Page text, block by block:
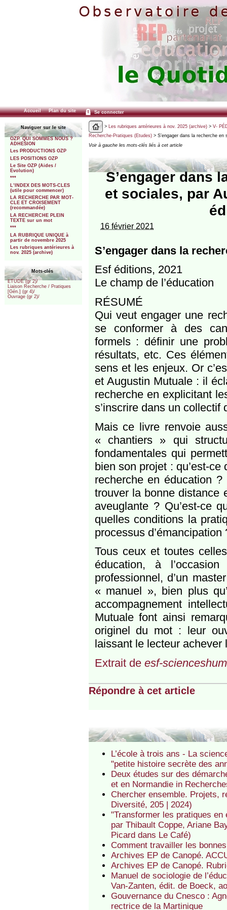
Accueil Plan du site Se connecter
Naviguer sur le site
OZP. QUI SOMMES NOUS ?
ADHESION
Les PRODUCTIONS OZP
LES POSITIONS OZP
Le Site OZP (Aides /
Evolution)
***
L’INDEX DES MOTS-CLES
(utile pour commencer)
LA RECHERCHE PAR MOT-
CLE ET CROISEMENT
(recommandée)
LA RECHERCHE PLEIN
TEXTE sur un mot
***
LA RUBRIQUE UNIQUE à
partir de novembre 2025
Les rubriques antérieures à
nov. 2025 (archive)
Mots-clés
ETUDE (gr 2)/
Liaison Recherche / Pratiques
[Gén.] (gr 4)/
Ouvrage (gr 2)/
> Les rubriques antérieures à nov. 2025 (archive)> V-
Recherche-Pratiques (Etudes)> S’engager dans la recherche
Voir à gauche les mots-clés liés à cet article
S’engager dans
et sociales, par
16 février 2021
S’engager dans la
Esf éditions, 2021
Le champ de l’éducation
RÉSUMÉ
Qui veut engager une
se conformer à des
formels : définir une
résultats, etc. Ces
sens et les enjeux. Or
et Augustin Mutuale : il
recherche en explicitant
s’inscrire dans un
Mais ce livre renvoie
« chantiers » qui
fondamentales qui
bien son projet : qu’est-ce
recherche en éducation
trouver la bonne distance
aveuglante ? Qu’est-ce
quelles conditions la
processus d’émancipation
Tous ceux et toutes
éducation, à
professionnel, d’un
« manuel », bien plus
accompagnement
Mutuale font ainsi
originel du mot : leur
laissant le lecteur achever
Extrait de esf-
Répondre à cet article
L’école à trois ans - La
"petite histoire secrète des
Deux études sur des
et en Normandie in
Chercher ensemble. Projets,
Diversité, 205 | 2024)
"Transformer les pratiques
par Thibault Coppe, Ariane
Picard dans Le Café)
Comment travailler les
Archives EP de Canopé.
Archives EP de Canopé.
Manuel de sociologie de
Van-Zanten, édit. de Boeck,
Gouvernance du Cnesco :
rectrice de la Martinique